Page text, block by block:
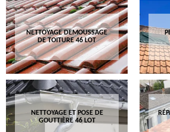
NETTOYAGE DEMOUSSAGE
DE TOITURE 46 LOT
NETTOYAGE ET POSE DE
GOUTTIÈRE 46 LOT